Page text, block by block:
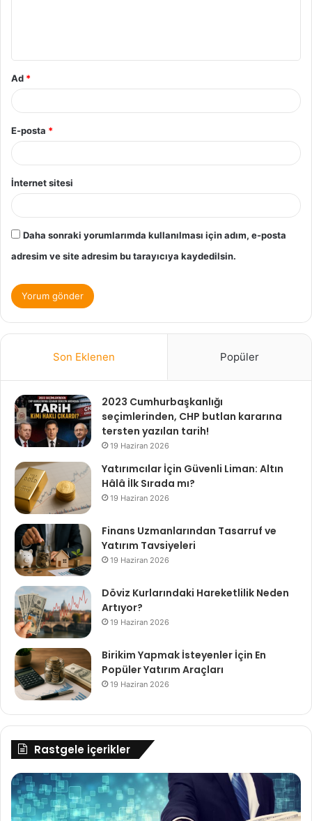
Ad *
E-posta *
İnternet sitesi
Daha sonraki yorumlarımda kullanılması için adım, e-posta
adresim ve site adresim bu tarayıcıya kaydedilsin.
Son Eklenen Popüler
2023 Cumhurbaşkanlığı
seçimlerinden, CHP butlan kararına
tersten yazılan tarih!
19 Haziran 2026
Yatırımcılar İçin Güvenli Liman: Altın
Hâlâ İlk Sırada mı?
19 Haziran 2026
Finans Uzmanlarından Tasarruf ve
Yatırım Tavsiyeleri
19 Haziran 2026
Döviz Kurlarındaki Hareketlilik Neden
Artıyor?
19 Haziran 2026
Birikim Yapmak İsteyenler İçin En
Popüler Yatırım Araçları
19 Haziran 2026
Rastgele içerikler
Yatırımda
Uzun
Vade